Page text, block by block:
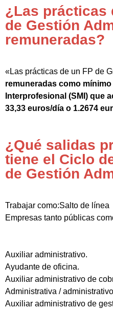
¿Las prácticas
de Gestión
remuneradas?
«Las prácticas de un FP de
remuneradas como
Interprofesional (SMI) que
33,33 euros/día o 1.2674
¿Qué salidas
tiene el Ciclo
de Gestión
Trabajar como:Salto de línea
Empresas tanto públicas
Auxiliar administrativo.
Ayudante de oficina.
Auxiliar administrativo de
Administrativa /
Auxiliar administrativo de